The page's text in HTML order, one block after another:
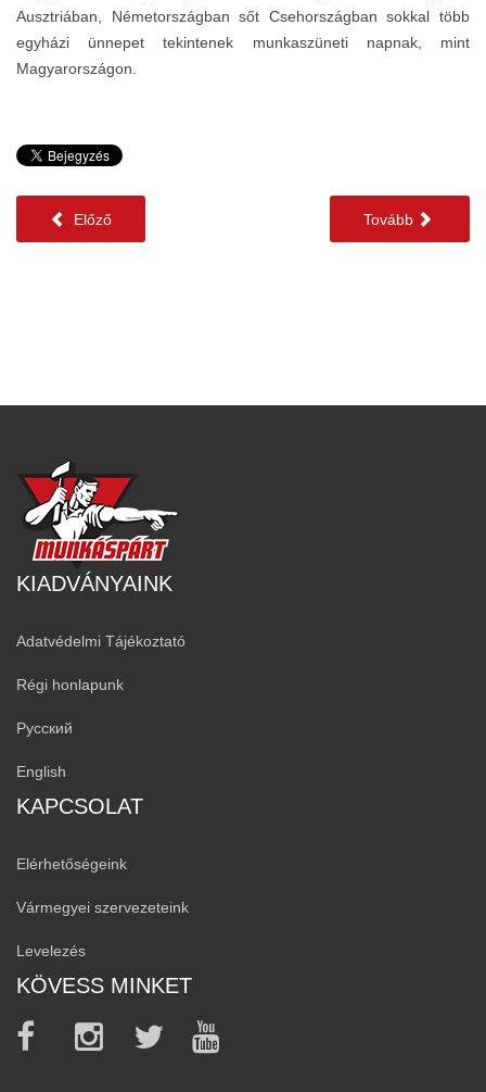
Ausztriában, Németországban sőt Csehországban sokkal több
egyházi ünnepet tekintenek munkaszüneti napnak, mint
Magyarországon.
Előző Tovább
KIADVÁNYAINK
Adatvédelmi Tájékoztató
Régi honlapunk
Русский
English
KAPCSOLAT
Elérhetőségeink
Vármegyei szervezeteink
Levelezés
KÖVESS MINKET